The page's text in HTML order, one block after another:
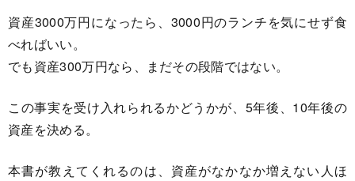
資産3000万円になったら、3000円のランチを気にせず食
べればいい。
でも資産300万円なら、まだその段階ではない。
この事実を受け入れられるかどうかが、5年後、10年後の
資産を決める。
本書が教えてくれるのは、資産がなかなか増えない人ほ